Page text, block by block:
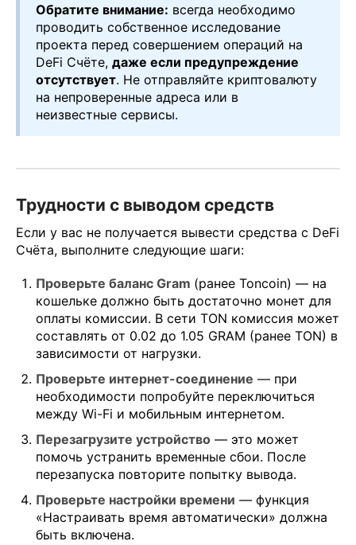
Обратите внимание: всегда необходимо
проводить собственное исследование
проекта перед совершением операций на
DeFi Счёте, даже если предупреждение
отсутствует. Не отправляйте криптовалюту
на непроверенные адреса или в
неизвестные сервисы.
Трудности с выводом средств
Если у вас не получается вывести средства с DeFi
Счёта, выполните следующие шаги:
Проверьте баланс Gram (ранее Toncoin) — на
кошельке должно быть достаточно монет для
оплаты комиссии. В сети TON комиссия может
составлять от 0.02 до 1.05 GRAM (ранее TON) в
зависимости от нагрузки.
Проверьте интернет-соединение — при
необходимости попробуйте переключиться
между Wi-Fi и мобильным интернетом.
Перезагрузите устройство — это может
помочь устранить временные сбои. После
перезапуска повторите попытку вывода.
Проверьте настройки времени — функция
«Настраивать время автоматически» должна
быть включена.